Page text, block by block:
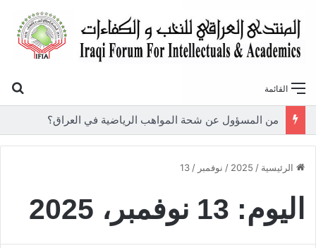
القائمة
من المسؤول عن شحة المواهب الرياضية في العراق؟
الرئيسية /
2025
/ نوفمبر /
13
اليوم: 13 نوفمبر، 2025